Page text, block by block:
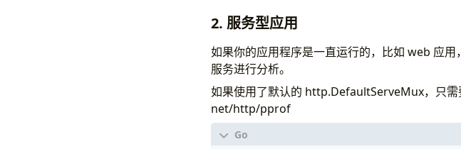
2. 服务型应用
如果你的应用程序是一直运行的，比如 web 应
服务进行分析。
如果使用了默认的 http.DefaultServeMux，只
net/http/pprof